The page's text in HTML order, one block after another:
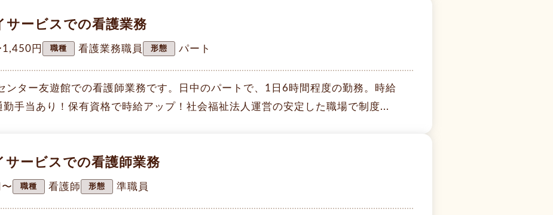
サービスでの看護業務
円 職種 看護業務職員 形態 パート
ンター友遊館での看護師業務です。日中のパートで、1日6時間程度の勤務。時給
手当あり！保有資格で時給アップ！社会福祉法人運営の安定した職場で制度...
サービスでの看護師業務
職種 看護師 形態 準職員